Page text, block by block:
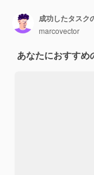
成功したタスク
marcovector
あなたにおすすめ